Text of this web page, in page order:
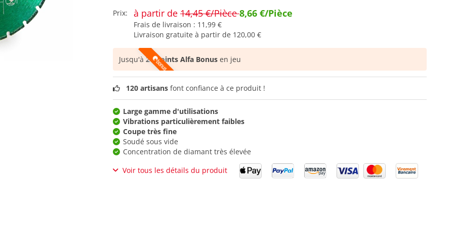
Prix:
à partir de 14,45 €/Pièce8,66 €/Pièce
Frais de livraison : 11,99 €
Livraison gratuite à partir de 120,00 €
Jusqu'à20 points Alfa Bonus en jeu
120 artisans font confiance à ce produit !
Large gamme d'utilisations
Vibrations particulièrement faibles
Coupe très fine
Soudé sous vide
Concentration de diamant très élevée
Voir tous les détails du produit